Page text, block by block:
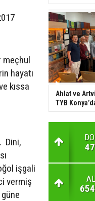
meçhul
hayatı
kıssa
Dini,
işgali
vermiş
Ahlat ve
TYB